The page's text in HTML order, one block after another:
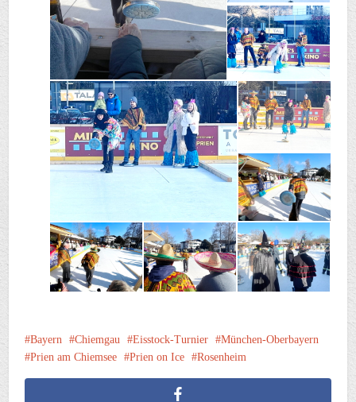
Bayern Chiemgau Eisstock-Turnier
München-Oberbayern
Prien am Chiemsee
Prien on Ice Rosenheim